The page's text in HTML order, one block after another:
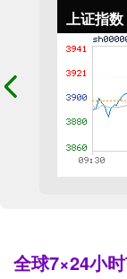
上证指数
全球7×24小